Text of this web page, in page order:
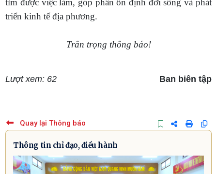
tìm được việc làm, góp phần ổn định đời sống và phát
triển kinh tế địa phương.
Trân trọng thông báo!
Lượt xem: 62 Ban biên tập
Quay lại Thông báo
Thông tin chỉ đạo, điều hành